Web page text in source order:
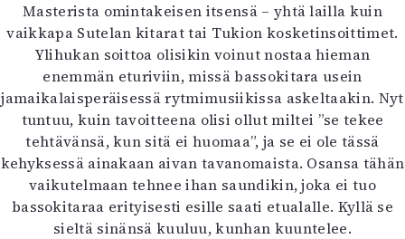
Masterista omintakeisen itsensä – yhtä lailla kuin
vaikkapa Sutelan kitarat tai Tukion kosketinsoittimet.
Ylihukan soittoa olisikin voinut nostaa hieman
enemmän eturiviin, missä bassokitara usein
jamaikalaisperäisessä rytmimusiikissa askeltaakin. Nyt
tuntuu, kuin tavoitteena olisi ollut miltei ”se tekee
tehtävänsä, kun sitä ei huomaa”, ja se ei ole tässä
kehyksessä ainakaan aivan tavanomaista. Osansa tähän
vaikutelmaan tehnee ihan saundikin, joka ei tuo
bassokitaraa erityisesti esille saati etualalle. Kyllä se
sieltä sinänsä kuuluu, kunhan kuuntelee.